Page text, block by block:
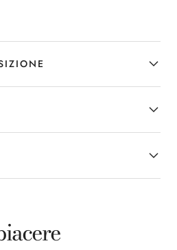
di resistere alle
un aspetto sempre
a lancia in raso e
laterale in seta
sobrio e raffinato,
che unisce stile
nelle occasioni